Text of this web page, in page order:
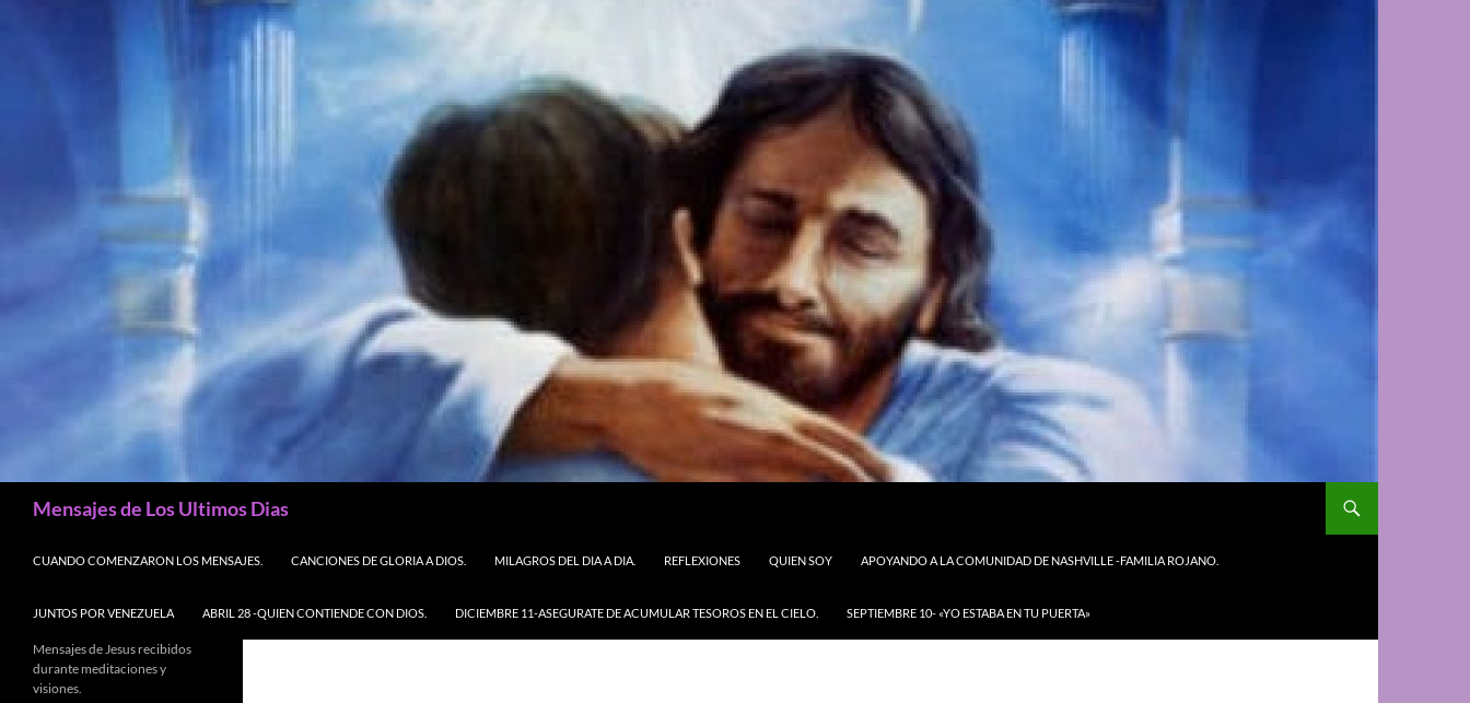
Mensajes de Los Ultimos Dias
CUANDO COMENZARON LOS MENSAJES.
CANCIONES DE GLORIA A DIOS. MILAGROS DEL DIA A DIA. REFLEXIONES QUIEN SOY APOYANDO A LA COMUNIDAD DE NASHVILLE -FAMILIA ROJANO.
JUNTOS POR VENEZUELA ABRIL 28 -QUIEN CONTIENDE CON DIOS. DICIEMBRE 11-ASEGURATE DE ACUMULAR TESOROS EN EL CIELO. SEPTIEMBRE 10- «YO ESTABA EN TU PUERTA»
Mensajes de Jesus recibidos
durante meditaciones y
visiones.